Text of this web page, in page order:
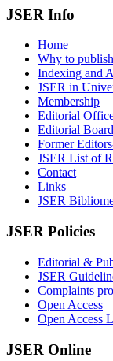
JSER Info
Home
Why to
Indexing and
JSER in
Membership
Editorial
Editorial Board
Former
JSER List of
Contact
Links
JSER
JSER Policies
Editorial &
JSER
Complaints
Open Access
Open Access
JSER Online